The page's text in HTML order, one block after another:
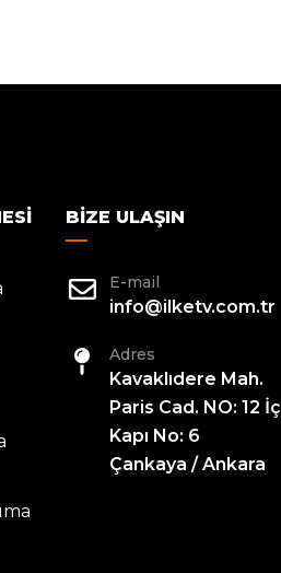
BIZE ULAŞIN
E-mail
info@ilketv.com.tr
Adres
Kavaklıdere Mah.
Paris Cad. NO: 12 İç
Kapı No: 6
Çankaya / Ankara